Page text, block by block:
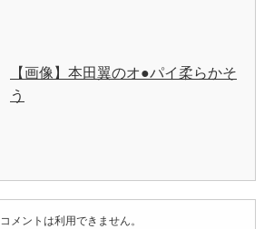
【画像】本田翼のオ●パイ柔らかそ
う
コメントは利用できません。